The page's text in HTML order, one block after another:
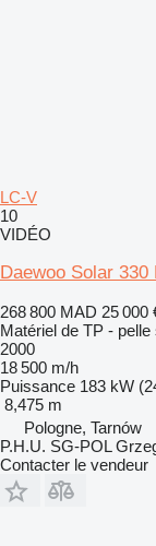
LC-V
10
VIDÉO
Daewoo Solar 330
268 800 MAD 25 000
Matériel de TP -
2000
18 500 m/h
Puissance 183 kW
8,475 m
Pologne, Tarnów
P.H.U. SG-POL
Contacter le vendeur